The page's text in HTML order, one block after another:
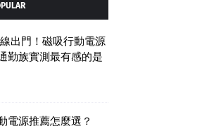
出門！磁吸行動電源
勤族實測最有感的是
電源推薦怎麼選？